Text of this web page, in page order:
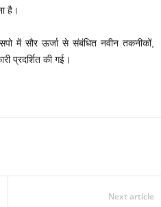
है।
में सौर ऊर्जा से संबंधित नवीन तकनीकों,
प्रदर्शित की गई।
Next article